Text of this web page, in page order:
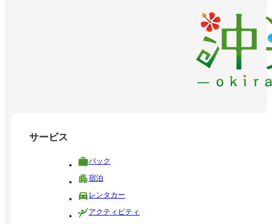
サービス
パック
宿泊
レンタカー
アクティビティ